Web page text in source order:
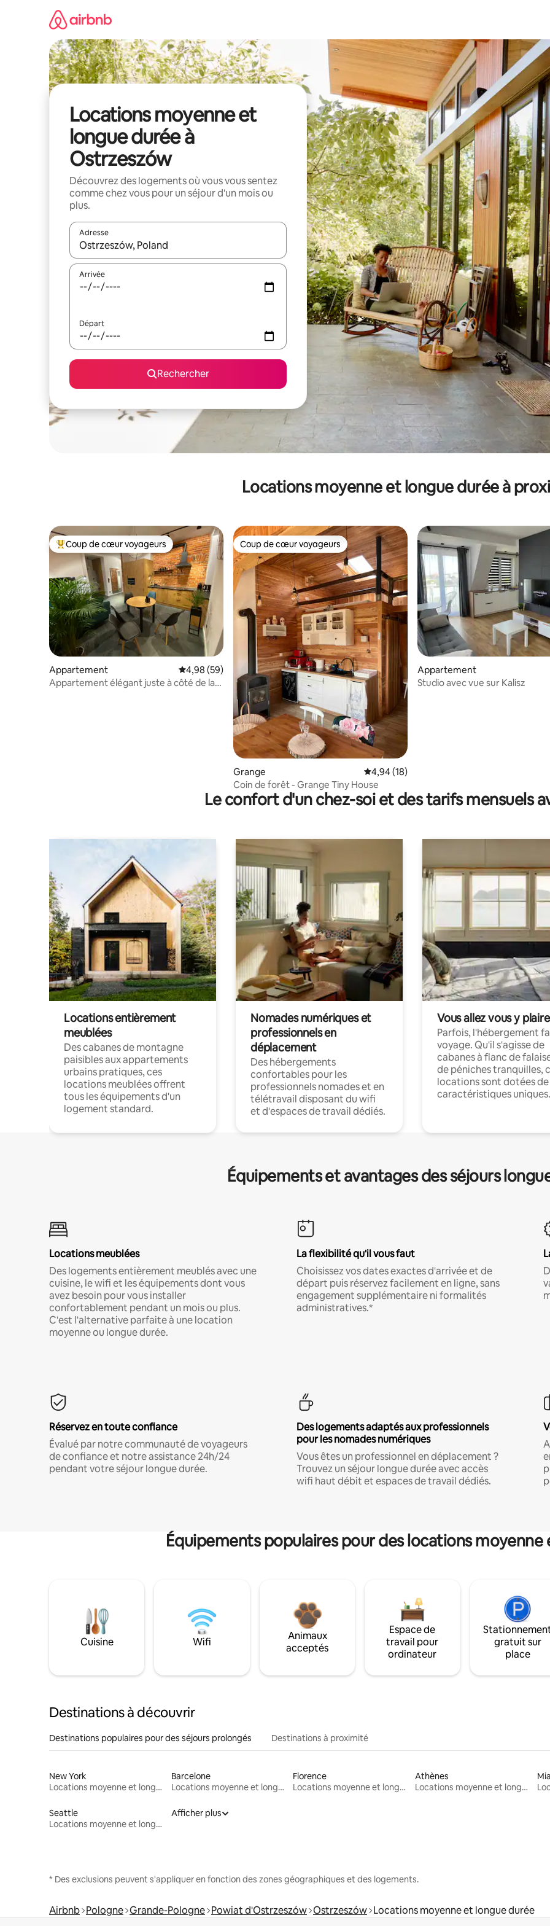
Locations moyenne et
longue durée à
Ostrzeszów
Découvrez des logements où vous vous sentez
comme chez vous pour un séjour d'un mois ou
plus.
Adresse
Lorsque les résultats s'affichent, utilisez les flèches vers le haut et vers le bas pour les parcourir ou en appuyant et en
Arrivée
Départ
Rechercher
Locations moyenne et longue durée à
Coups de cœur voyageurs les plus appréciés
Coup de cœur voyageurs
Appartement Évaluation moyenne sur la base de 59 commentaires : 4,98 sur 5
4,98 (59)
Appartement élégant juste à côté de la
Coup de cœur voyageurs
Coup de cœur voyageurs
Grange Évaluation moyenne sur la base de 18
4,94 (18)
Coin de forêt - Grange Tiny House
Appartement
Studio avec vue sur Kalisz
Le confort d'un chez-soi et des tarifs mensuels
Locations entièrement
meublées
Des cabanes de montagne
paisibles aux appartements
urbains pratiques, ces
locations meublées offrent
tous les équipements d'un
logement standard.
Nomades numériques et
professionnels en
déplacement
Des hébergements
confortables pour les
professionnels nomades et en
télétravail disposant du wifi
et d'espaces de travail dédiés.
Vous allez vous y plaire
Parfois, l'hébergement
voyage. Qu'il s'agisse de
cabanes à flanc de
de péniches tranquilles,
locations sont dotées de
caractéristiques uniques.
Équipements et avantages des séjours
Locations meublées
Des logements entièrement meublés avec une
cuisine, le wifi et les équipements dont vous
avez besoin pour vous installer
confortablement pendant un mois ou plus.
C'est l'alternative parfaite à une location
moyenne ou longue durée.
La flexibilité qu'il vous faut
Choisissez vos dates exactes d'arrivée et de
départ puis réservez facilement en ligne, sans
engagement supplémentaire ni formalités
administratives.*
Réservez en toute confiance
Évalué par notre communauté de voyageurs
de confiance et notre assistance 24h/24
pendant votre séjour longue durée.
Des logements adaptés aux professionnels
pour les nomades numériques
Vous êtes un professionnel en déplacement ?
Trouvez un séjour longue durée avec accès
wifi haut débit et espaces de travail dédiés.
Équipements populaires pour des locations
Cuisine Wifi
Animaux
acceptés
Espace de
travail pour
ordinateur
gratuit sur
place
Destinations à découvrir
Destinations populaires pour des séjours prolongés Destinations à proximité
New York
Locations moyenne et longue durée
Barcelone
Locations moyenne et longue durée
Florence
Locations moyenne et longue durée
Athènes
Locations moyenne et longue durée
Seattle
Locations moyenne et longue durée
Afficher plus
* Des exclusions peuvent s'appliquer en fonction des zones géographiques et des logements.
Airbnb Pologne Grande-Pologne Powiat d'Ostrzeszów Ostrzeszów Locations moyenne et longue durée